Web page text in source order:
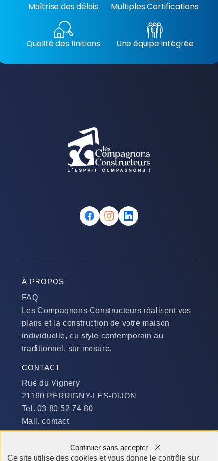
Maîtrise des délais Multiples Certifications
Qualité des finitions Une équipe intégrée
À PROPOS
FAQ
Les Compagnons Constructeurs réalisent vos
plans et la construction de votre maison
individuelle, du style contemporain au
traditionnel, sur mesure.
CONTACT
Rue du Vignery
21160 PERRIGNY-LES-DIJON
Tel. 03 80 52 74 80
Mail. contact
Du Lundi au Jeudi :
Ce site utilise des cookies et vous donne le contrôle sur
Continuer sans accepter